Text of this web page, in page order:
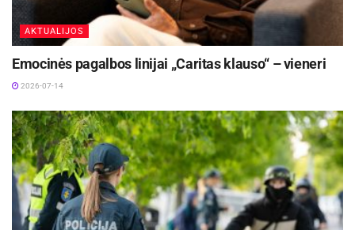
AKTUALIJOS
Emocinės pagalbos linijai „Caritas klauso“ – vieneri
2026-07-14